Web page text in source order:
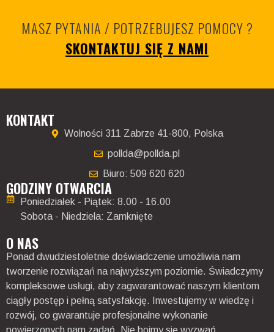
MASZ PYTANIA / POTRZEBUJESZ POMOCY ?
SKONTAKTUJ SIĘ Z NAMI
KONTAKT
Wolności 311 Zabrze 41-800, Polska
pollda@pollda.pl
Biuro: 509 620 620
GODZINY OTWARCIA
Poniedziałek - Piątek: 8.00 - 16.00
Sobota - Niedziela: Zamknięte
O NAS
Ponad dwudziestoletnie doświadczenie umożliwia nam
tworzenie rozwiązań na najwyższym poziomie. Świadczymy
kompleksowe usługi, aby zagwarantować naszym klientom
ciągły postęp i pełną satysfakcję. Inwestujemy w wiedzę i
rozwój, co gwarantuje profesjonalne wykonanie